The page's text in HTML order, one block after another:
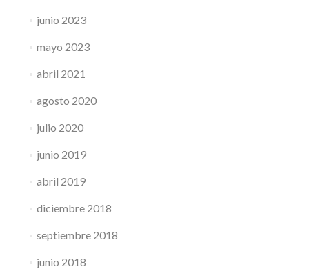
junio 2023
mayo 2023
abril 2021
agosto 2020
julio 2020
junio 2019
abril 2019
diciembre 2018
septiembre 2018
junio 2018